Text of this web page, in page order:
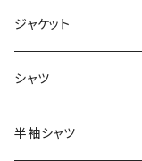
ジャケット
～44/S
46/M
シャツ
～44/S
半袖シャツ